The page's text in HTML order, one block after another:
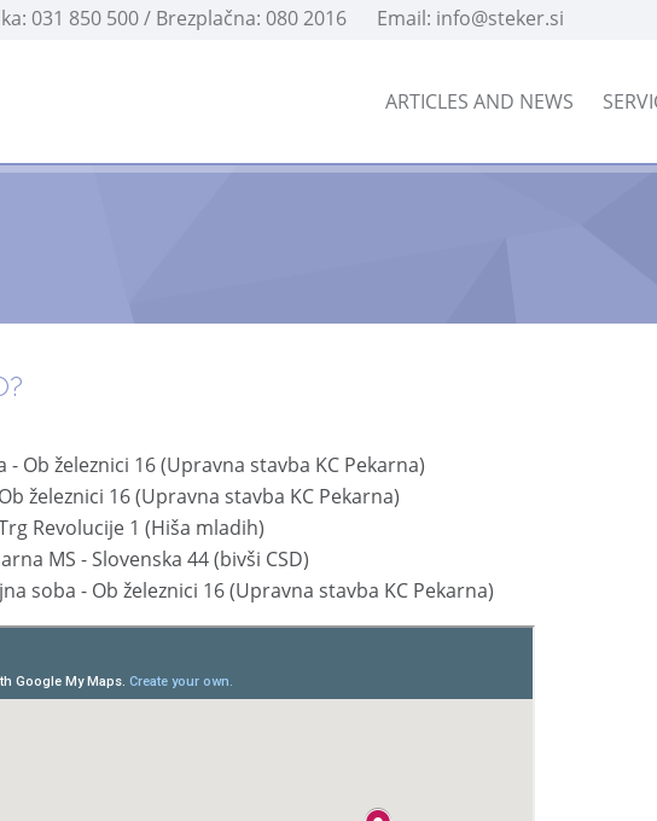
031 850 500 / Brezplačna: 080 2016 Email: info@steker.si
ARTICLES AND NEWS
- Ob železnici 16(Upravna stavba KC Pekarna)
Ob železnici 16(Upravna stavba KC Pekarna)
Revolucije 1 (Hiša mladih)
MS -Slovenska 44(bivši CSD)
soba - Ob železnici 16(Upravna stavba KC Pekarna)